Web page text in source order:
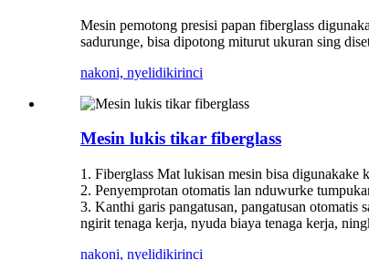
Mesin pemotong presisi papan fiberglass
sadurunge, bisa dipotong miturut ukuran sing
nakoni, nyelidikirinci
Mesin lukis tikar fiberglass
1. Fiberglass Mat lukisan mesin bisa digunakake
2. Penyemprotan otomatis lan nduwurke
3. Kanthi garis pangatusan, pangatusan otomatis
ngirit tenaga kerja, nyuda biaya tenaga kerja,
nakoni, nyelidikirinci